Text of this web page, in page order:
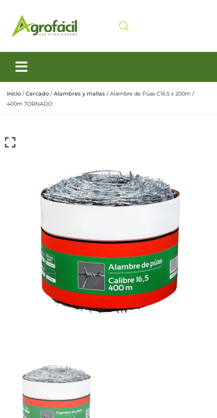
Inicio / Cercado / Alambres y mallas / Alambre de Púas C16.5 x 200m /
400m TORNADO